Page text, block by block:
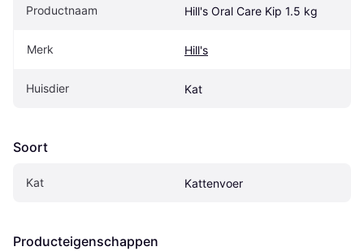
Productnaam Hill's Oral Care Kip 1.5 kg
Merk Hill's
Huisdier Kat
Soort
Kat Kattenvoer
Producteigenschappen